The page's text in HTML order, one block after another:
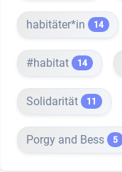
habitäter*in 14
#habitat 14
Solidarität 11
Porgy and Bess 5